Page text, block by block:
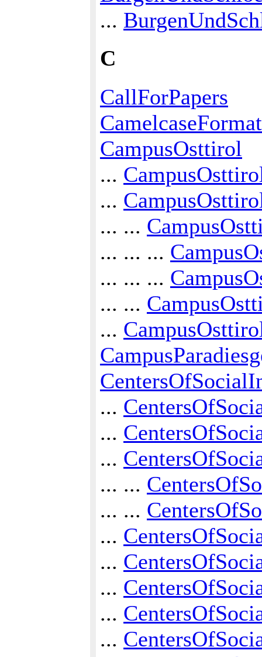
...
C
CallForPapers
CamelcaseFormat
CampusOsttirol
...
...
... ...
... ... ...
... ... ...
... ...
...
...
...
...
... ...
... ...
...
...
...
...
...